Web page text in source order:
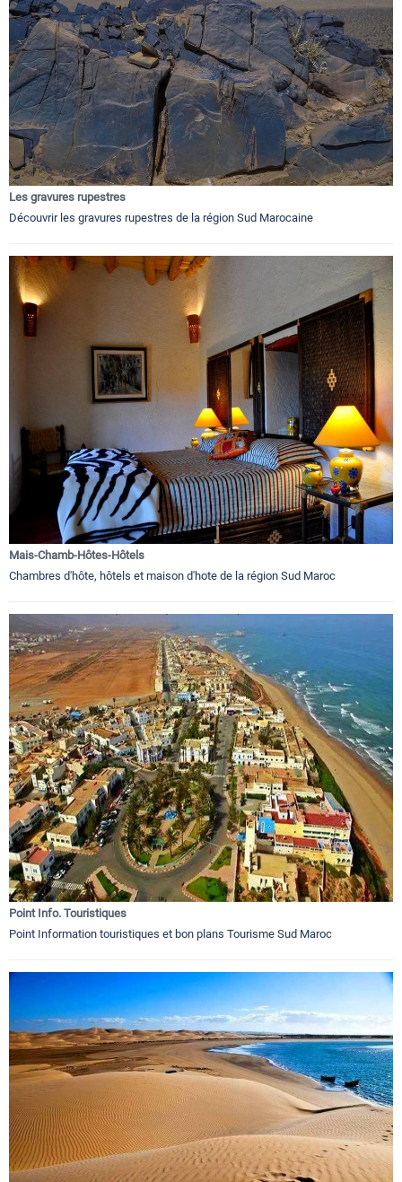
Les gravures rupestres
Découvrir les gravures rupestres de la région Sud Marocaine
Mais-Chamb-Hôtes-Hôtels
Chambres d'hôte, hôtels et maison d'hote de la région Sud Maroc
Point Info. Touristiques
Point Information touristiques et bon plans Tourisme Sud Maroc